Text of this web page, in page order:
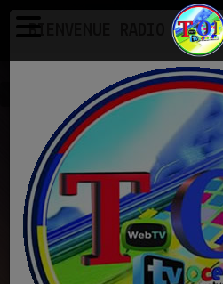
Dédicaces
EN CE MOMENT
Lover
BIENVENUE RADIO TV